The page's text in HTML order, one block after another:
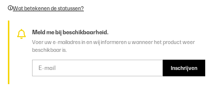
Wat betekenen de statussen?
Meld me bij beschikbaarheid.
Voer uw e-mailadres in en wij informeren u wanneer het product weer
beschikbaar is.
Inschrijven